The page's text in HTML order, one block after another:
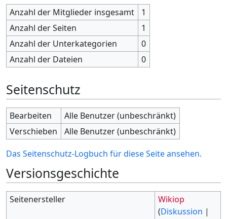
Anzahl der Mitglieder insgesamt
1
Anzahl der Seiten
1
Anzahl der Unterkategorien
0
Anzahl der Dateien
0
Seitenschutz
Bearbeiten
Alle Benutzer (unbeschränkt)
Verschieben
Alle Benutzer (unbeschränkt)
Das Seitenschutz-Logbuch für diese Seite ansehen.
Versionsgeschichte
Seitenersteller
Wikiop
(Diskussion |